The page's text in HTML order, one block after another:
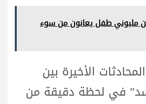
مليوني طفل يعانون من سوء
الأخيرة بين
في لحظة دقيقة من